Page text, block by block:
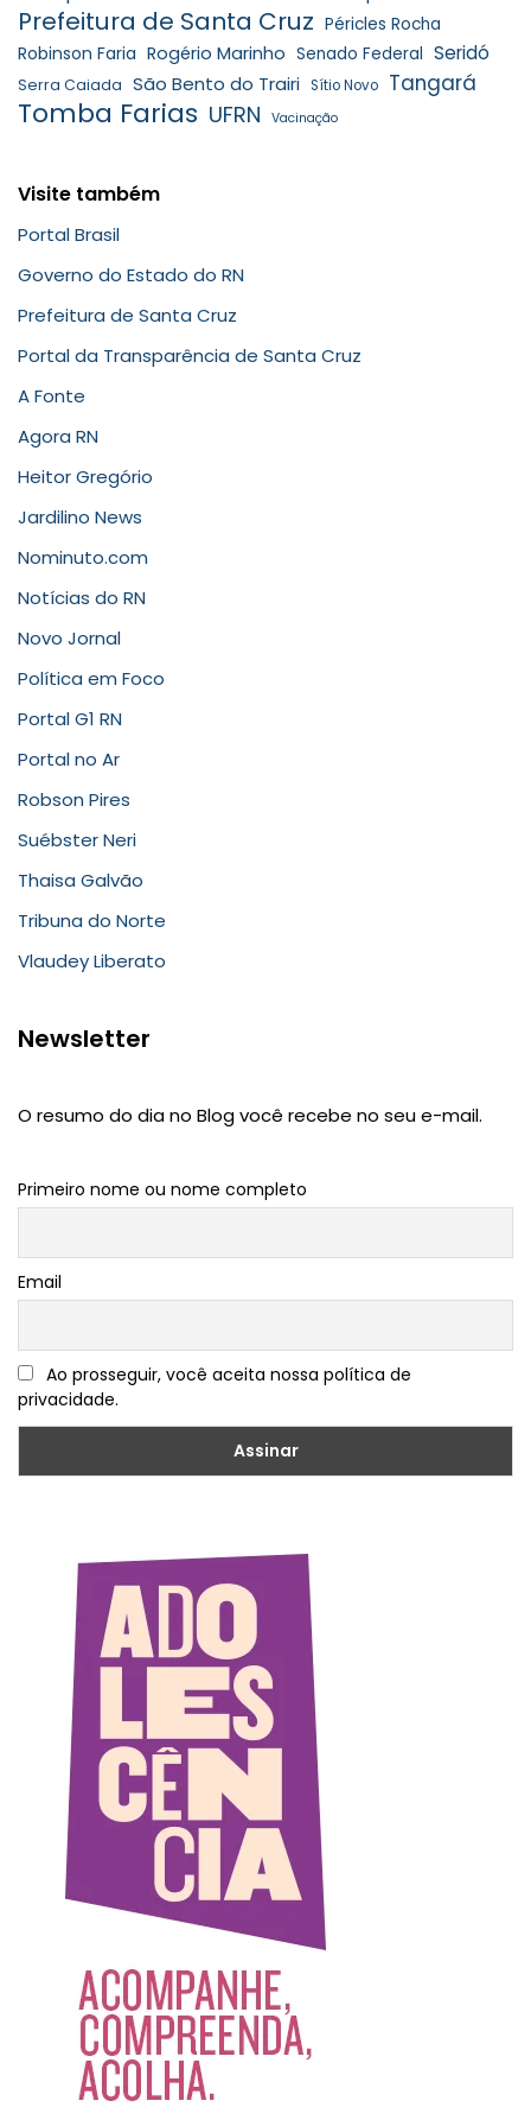
Prefeitura de Santa Cruz Péricles Rocha
Robinson Faria Rogério Marinho Senado Federal Seridó
Serra Caiada São Bento do Trairi Sítio Novo Tangará
Tomba Farias UFRN Vacinação
Visite também
Portal Brasil
Governo do Estado do RN
Prefeitura de Santa Cruz
Portal da Transparência de Santa Cruz
A Fonte
Agora RN
Heitor Gregório
Jardilino News
Nominuto.com
Notícias do RN
Novo Jornal
Política em Foco
Portal G1 RN
Portal no Ar
Robson Pires
Suébster Neri
Thaisa Galvão
Tribuna do Norte
Vlaudey Liberato
Newsletter
O resumo do dia no Blog você recebe no seu e-mail.
Primeiro nome ou nome completo
Email
Ao prosseguir, você aceita nossa política de
privacidade.